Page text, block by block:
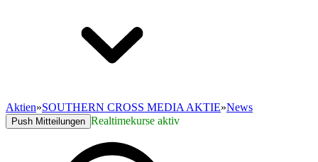
Aktien»SOUTHERN CROSS MEDIA AKTIE»News
Push Mitteilungen Realtimekurse aktiv